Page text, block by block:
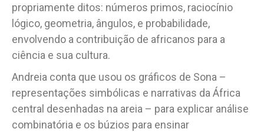
propriamente ditos: números primos, raciocínio
lógico, geometria, ângulos, e probabilidade,
envolvendo a contribuição de africanos para a
ciência e sua cultura.
Andreia conta que usou os gráficos de Sona –
representações simbólicas e narrativas da África
central desenhadas na areia – para explicar análise
combinatória e os búzios para ensinar